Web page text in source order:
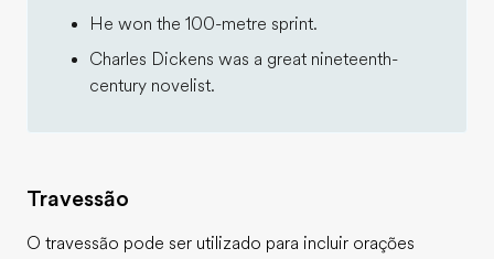
He won the 100-metre sprint.
Charles Dickens was a great nineteenth-
century novelist.
Travessão
O travessão pode ser utilizado para incluir orações